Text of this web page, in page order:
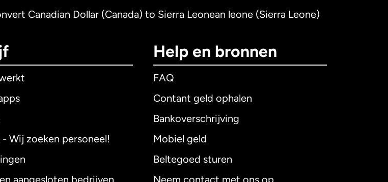
Canadian Dollar (Canada) to Sierra Leonean leone (Sierra Leone)
- Wij zoeken personeel!
Help en bronnen
FAQ
Contant geld ophalen
Bankoverschrijving
Mobiel geld
Beltegoed sturen